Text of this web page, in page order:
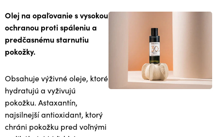
Olej na opaľovanie s vysokou
ochranou proti spáleniu a
predčasnému starnutiu
pokožky.
Obsahuje výživné oleje, ktoré
hydratujú a vyživujú
pokožku. Astaxantín,
najsilnejší antioxidant, ktorý
chráni pokožku pred voľnými